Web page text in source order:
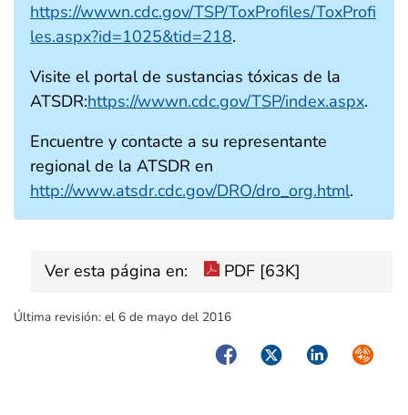
https://wwwn.cdc.gov/TSP/ToxProfiles/ToxProfi
les.aspx?id=1025&tid=218.
Visite el portal de sustancias tóxicas de la
ATSDR:https://wwwn.cdc.gov/TSP/index.aspx.
Encuentre y contacte a su representante
regional de la ATSDR en
http://www.atsdr.cdc.gov/DRO/dro_org.html.
Ver esta página en: PDF [63K]
Última revisión: el 6 de mayo del 2016
FacebookTwitterLinkedIn